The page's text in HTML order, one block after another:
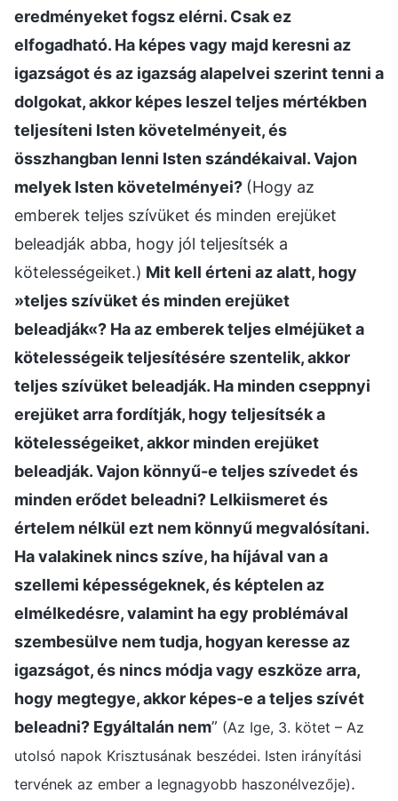
eredményeket fogsz elérni. Csak ez
elfogadható. Ha képes vagy majd keresni az
igazságot és az igazság alapelvei szerint tenni a
dolgokat, akkor képes leszel teljes mértékben
teljesíteni Isten követelményeit, és
összhangban lenni Isten szándékaival. Vajon
melyek Isten követelményei? (Hogy az
emberek teljes szívüket és minden erejüket
beleadják abba, hogy jól teljesítsék a
kötelességeiket.) Mit kell érteni az alatt, hogy
»teljes szívüket és minden erejüket
beleadják«? Ha az emberek teljes elméjüket a
kötelességeik teljesítésére szentelik, akkor
teljes szívüket beleadják. Ha minden cseppnyi
erejüket arra fordítják, hogy teljesítsék a
kötelességeiket, akkor minden erejüket
beleadják. Vajon könnyű-e teljes szívedet és
minden erődet beleadni? Lelkiismeret és
értelem nélkül ezt nem könnyű megvalósítani.
Ha valakinek nincs szíve, ha híjával van a
szellemi képességeknek, és képtelen az
elmélkedésre, valamint ha egy problémával
szembesülve nem tudja, hogyan keresse az
igazságot, és nincs módja vagy eszköze arra,
hogy megtegye, akkor képes-e a teljes szívét
beleadni? Egyáltalán nem” (Az Ige, 3. kötet – Az
utolsó napok Krisztusának beszédei. Isten irányítási
tervének az ember a legnagyobb haszonélvezője).